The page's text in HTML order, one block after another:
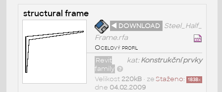
structural frame
◄ DOWNLOAD Steel_Half_
Frame.rfa
Ocelový profil
kat:Konstrukční prvky
Revit
family
Staženo: 1838x
Velikost 220kB• ze
dne 04.02.2009